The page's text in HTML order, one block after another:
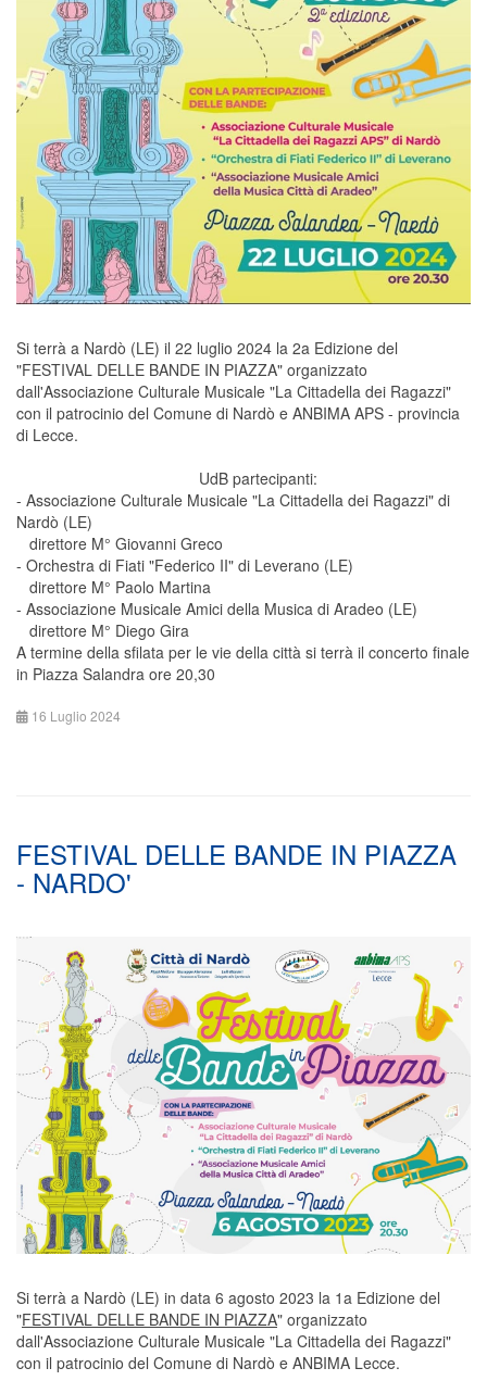
Si terrà a Nardò (LE) il 22 luglio 2024 la 2a Edizione del
"FESTIVAL DELLE BANDE IN PIAZZA" organizzato
dall'Associazione Culturale Musicale "La Cittadella dei Ragazzi"
con il patrocinio del Comune di Nardò e ANBIMA APS - provincia
di Lecce.
UdB partecipanti:
- Associazione Culturale Musicale "La Cittadella dei Ragazzi" di
Nardò (LE)
direttore M° Giovanni Greco
- Orchestra di Fiati "Federico II" di Leverano (LE)
direttore M° Paolo Martina
- Associazione Musicale Amici della Musica di Aradeo (LE)
direttore M° Diego Gira
A termine della sfilata per le vie della città si terrà il concerto finale
in Piazza Salandra ore 20,30
16 Luglio 2024
FESTIVAL DELLE BANDE IN PIAZZA
- NARDO'
Si terrà a Nardò (LE) in data 6 agosto 2023 la 1a Edizione del
"FESTIVAL DELLE BANDE IN PIAZZA" organizzato
dall'Associazione Culturale Musicale "La Cittadella dei Ragazzi"
con il patrocinio del Comune di Nardò e ANBIMA Lecce.